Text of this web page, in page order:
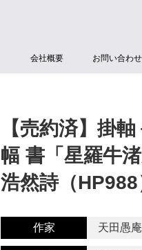
会社概要 お問い合わせ
【売約済】掛
幅 書「星羅牛
浩然詩（HP988
作家 天田愚庵